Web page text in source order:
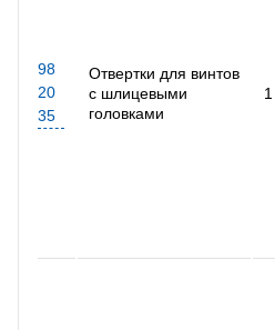
98
20
35
Отвертки для винтов
с шлицевыми
головками
1